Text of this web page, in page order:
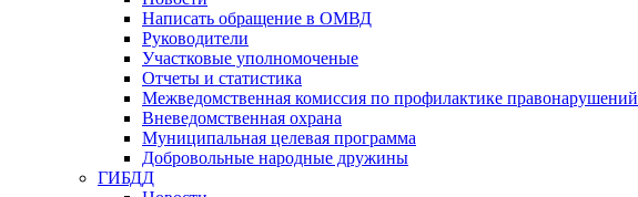
Написать обращение в ОМВД
Руководители
Участковые уполномоченые
Отчеты и статистика
Межведомственная комиссия по профилактике правонарушений
Вневедомственная охрана
Муниципальная целевая программа
Добровольные народные дружины
ГИБДД